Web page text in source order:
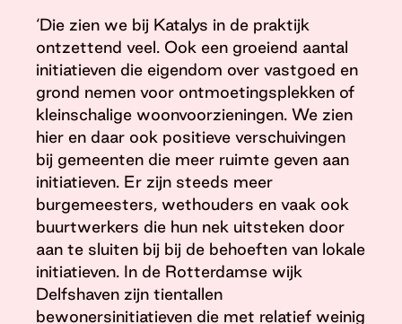
‘Die zien we bij Katalys in de praktijk
ontzettend veel. Ook een groeiend aantal
initiatieven die eigendom over vastgoed en
grond nemen voor ontmoetingsplekken of
kleinschalige woonvoorzieningen. We zien
hier en daar ook positieve verschuivingen
bij gemeenten die meer ruimte geven aan
initiatieven. Er zijn steeds meer
burgemeesters, wethouders en vaak ook
buurtwerkers die hun nek uitsteken door
aan te sluiten bij bij de behoeften van lokale
initiatieven. In de Rotterdamse wijk
Delfshaven zijn tientallen
bewonersinitiatieven die met relatief weinig